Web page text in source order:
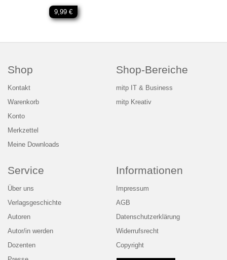
9,99 €
Shop
Kontakt
Warenkorb
Konto
Merkzettel
Meine Downloads
Shop-Bereiche
mitp IT & Business
mitp Kreativ
Service
Über uns
Verlagsgeschichte
Autoren
Autor/in werden
Dozenten
Informationen
Impressum
AGB
Datenschutzerklärung
Widerrufsrecht
Copyright